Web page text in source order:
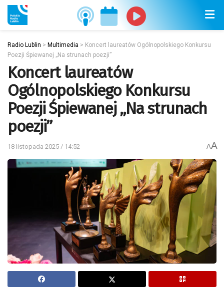
Radio Lublin > Multimedia > Koncert laureatów Ogólnopolskiego Konkursu
Poezji Śpiewanej „Na strunach poezji”
Koncert laureatów
Ogólnopolskiego Konkursu
Poezji Śpiewanej „Na strunach
poezji”
18 listopada 2025 / 14:52 AA